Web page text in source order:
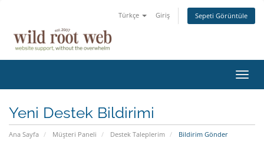
Türkçe Giriş Sepeti Görüntüle
Yeni Destek Bildirimi
Ana Sayfa Müşteri Paneli Destek Taleplerim Bildirim Gönder